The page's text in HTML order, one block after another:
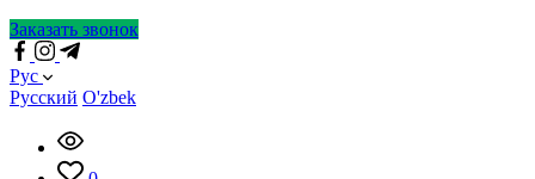
Заказать звонок
Рус
Русский O'zbek